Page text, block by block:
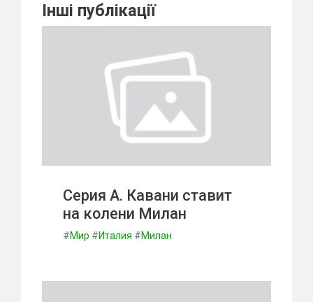
Інші публікації
Серия А. Кавани ставит
на колени Милан
#Мир #Италия #Милан